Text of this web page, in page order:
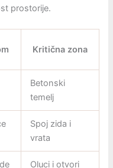
prostorije.
Kritična zona
Betonski
temelj
Spoj zida i
vrata
Oluci i otvori